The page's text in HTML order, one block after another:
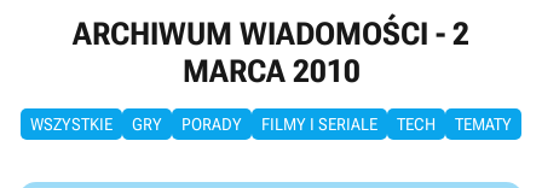
ARCHIWUM WIADOMOŚCI - 2
MARCA 2010
WSZYSTKIE GRY PORADY FILMY I SERIALE TECH TEMATY